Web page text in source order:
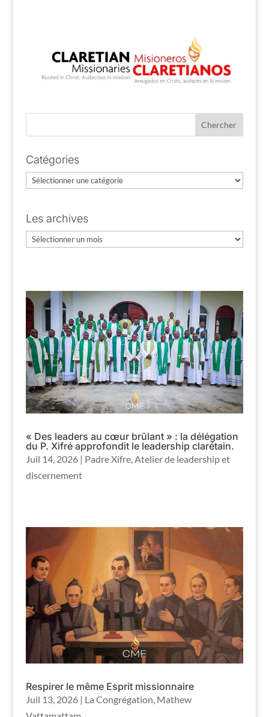
Catégories
Catégories
Les archives
Les
« Des leaders au cœur brûlant » : la délégation
du P. Xifré approfondit le leadership clarétain.
Juil 14, 2026| Padre Xifre,Atelier de leadership et
discernement
Respirer le même Esprit missionnaire
Juil 13, 2026| La Congrégation, Mathew